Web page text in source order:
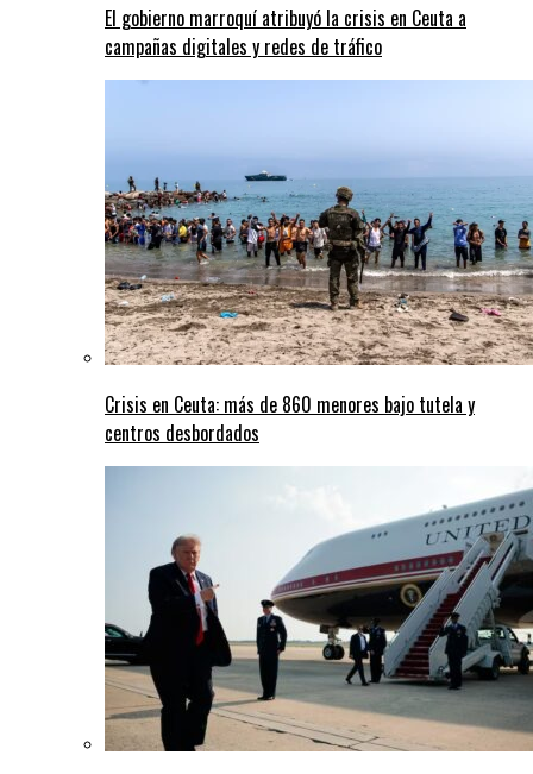
El gobierno marroquí atribuyó la crisis en Ceuta a
campañas digitales y redes de tráfico
Crisis en Ceuta: más de 860 menores bajo tutela y
centros desbordados